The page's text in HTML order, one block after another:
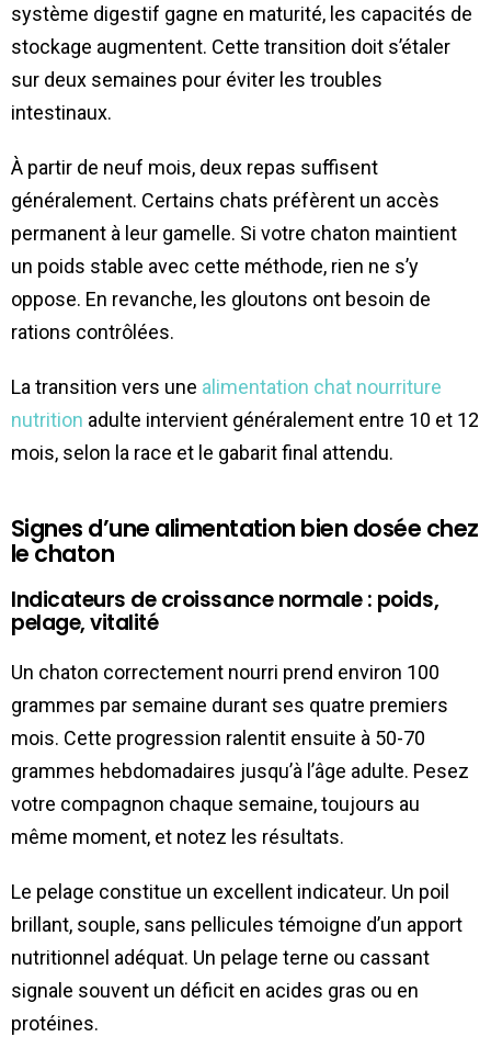
système digestif gagne en maturité, les capacités de
stockage augmentent. Cette transition doit s’étaler
sur deux semaines pour éviter les troubles
intestinaux.
À partir de neuf mois, deux repas suffisent
généralement. Certains chats préfèrent un accès
permanent à leur gamelle. Si votre chaton maintient
un poids stable avec cette méthode, rien ne s’y
oppose. En revanche, les gloutons ont besoin de
rations contrôlées.
La transition vers une alimentation chat nourriture
nutrition adulte intervient généralement entre 10 et 12
mois, selon la race et le gabarit final attendu.
Signes d’une alimentation bien dosée chez
le chaton
Indicateurs de croissance normale : poids,
pelage, vitalité
Un chaton correctement nourri prend environ 100
grammes par semaine durant ses quatre premiers
mois. Cette progression ralentit ensuite à 50-70
grammes hebdomadaires jusqu’à l’âge adulte. Pesez
votre compagnon chaque semaine, toujours au
même moment, et notez les résultats.
Le pelage constitue un excellent indicateur. Un poil
brillant, souple, sans pellicules témoigne d’un apport
nutritionnel adéquat. Un pelage terne ou cassant
signale souvent un déficit en acides gras ou en
protéines.